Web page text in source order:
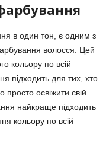
в один тон, є одним з
волосся. Цей
кольору по всій
підходить для тих, хто
просто освіжити свій
найкраще підходить
кольору по всій